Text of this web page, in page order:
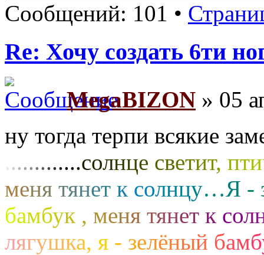
Сообщений: 101 •
Re: Хочу создать 6ти
MegaBIZON » 05
ну тогда терпи всякие
............солнце светит, пти
меня тянет к солнцу…Я -
бамбук , меня тянет к сол
лягушка, я - зелёный бамб